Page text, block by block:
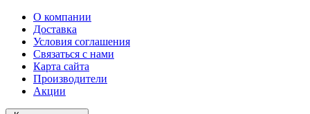
О компании
Доставка
Условия соглашения
Связаться с нами
Карта сайта
Производители
Акции